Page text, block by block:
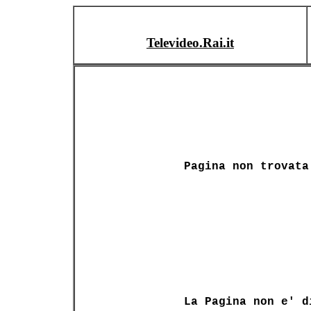
Televideo.Rai.it
Pagina non trovata
La Pagina non e'